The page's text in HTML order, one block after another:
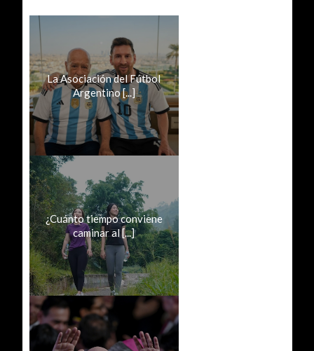
La Asociación del Fútbol
Argentino [...]
¿Cuánto tiempo conviene
caminar al [...]